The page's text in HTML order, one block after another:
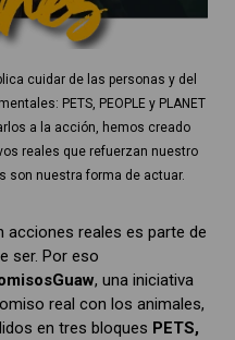
cuidar de las personas y del
PETS, PEOPLE y PLANET
a la acción, hemos creado
reales que refuerzan nuestro
son nuestra forma de actuar.
reales es parte de
ser. Por eso
, una iniciativa
real con los animales,
en tres bloques PETS,